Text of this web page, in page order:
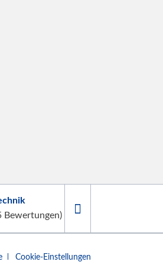
Bewertungen)
Cookie-Einstellungen